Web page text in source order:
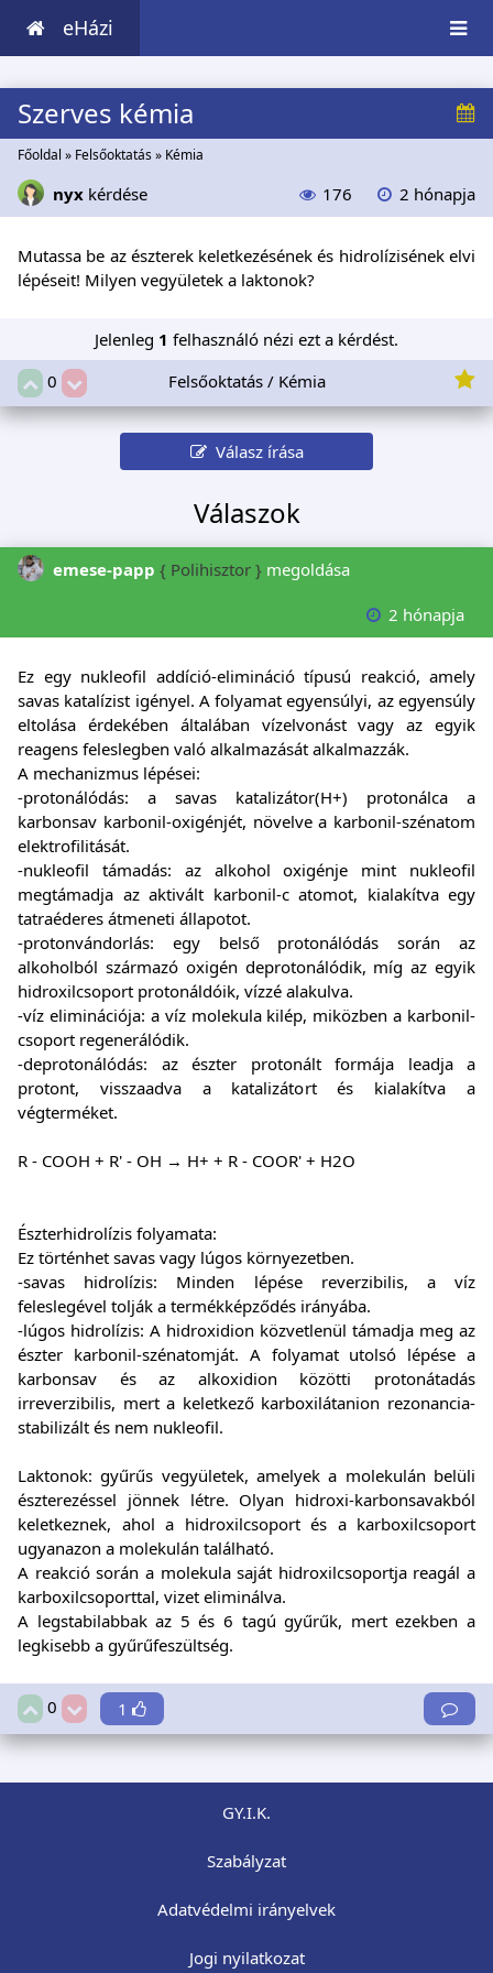
eHázi
Szerves kémia
Főoldal » Felsőoktatás» Kémia
nyx kérdése 176 2 hónapja
Mutassa be az észterek keletkezésének és hidrolízisének elvi
lépéseit! Milyen vegyületek a laktonok?
Jelenleg 1 felhasználó nézi ezt a kérdést.
0
Felsőoktatás / Kémia
Válasz írása
Válaszok
emese-papp { Polihisztor } megoldása
2 hónapja
Ez egy nukleofil addíció-elimináció típusú reakció, amely
savas katalízist igényel. A folyamat egyensúlyi, az egyensúly
eltolása érdekében általában vízelvonást vagy az egyik
reagens feleslegben való alkalmazását alkalmazzák.
A mechanizmus lépései:
-protonálódás: a savas katalizátor(H+) protonálca a
karbonsav karbonil-oxigénjét, növelve a karbonil-szénatom
elektrofilitását.
-nukleofil támadás: az alkohol oxigénje mint nukleofil
megtámadja az aktivált karbonil-c atomot, kialakítva egy
tatraéderes átmeneti állapotot.
-protonvándorlás: egy belső protonálódás során az
alkoholból származó oxigén deprotonálódik, míg az egyik
hidroxilcsoport protonáldóik, vízzé alakulva.
-víz eliminációja: a víz molekula kilép, miközben a karbonil-
csoport regenerálódik.
-deprotonálódás: az észter protonált formája leadja a
protont, visszaadva a katalizátort és kialakítva a
végterméket.
R - COOH + R' - OH → H+ + R - COOR' + H2O
Észterhidrolízis folyamata:
Ez történhet savas vagy lúgos környezetben.
-savas hidrolízis: Minden lépése reverzibilis, a víz
feleslegével tolják a termékképződés irányába.
-lúgos hidrolízis: A hidroxidion közvetlenül támadja meg az
észter karbonil-szénatomját. A folyamat utolsó lépése a
karbonsav és az alkoxidion közötti protonátadás
irreverzibilis, mert a keletkező karboxilátanion rezonancia-
stabilizált és nem nukleofil.
Laktonok: gyűrűs vegyületek, amelyek a molekulán belüli
észterezéssel jönnek létre. Olyan hidroxi-karbonsavakból
keletkeznek, ahol a hidroxilcsoport és a karboxilcsoport
ugyanazon a molekulán található.
A reakció során a molekula saját hidroxilcsoportja reagál a
karboxilcsoporttal, vizet eliminálva.
A legstabilabbak az 5 és 6 tagú gyűrűk, mert ezekben a
legkisebb a gyűrűfeszültség.
0 1
GY.I.K.
Szabályzat
Adatvédelmi irányelvek
Jogi nyilatkozat